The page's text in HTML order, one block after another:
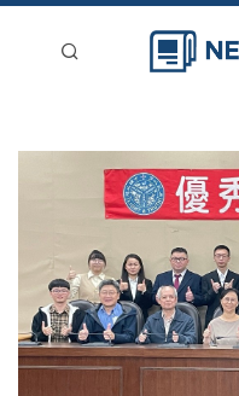
新聞稿分類
登入
刊登